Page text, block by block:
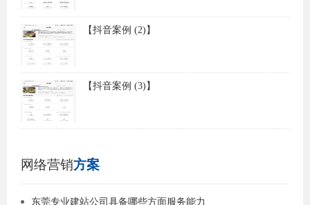
【抖音案例 (2)】
【抖音案例 (3)】
网络营销方案
东莞专业建站公司具备哪些方面服务能力